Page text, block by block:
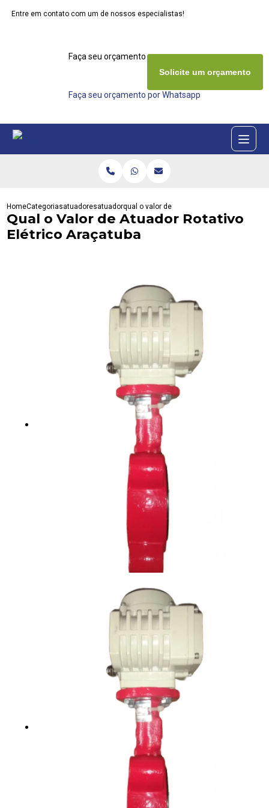
Entre em contato com um de nossos especialistas!
Faça seu orçamento agora mesmo
Faça seu orçamento por Whatsapp
Solicite um orçamento
HomeCategoriasatuadoresatuadorqual o valor de atuador rotativo eletrico
Qual o Valor de Atuador Rotativo
Elétrico Araçatuba